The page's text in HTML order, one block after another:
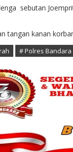
sebutan
tangan kanan
# Polres